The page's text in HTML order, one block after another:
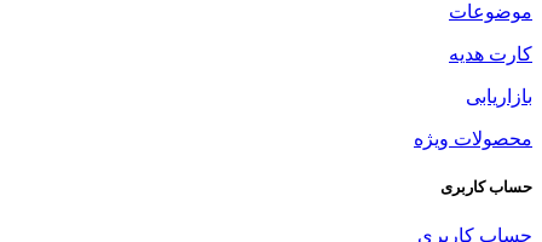
موضوعات
کارت هدیه
بازاریابی
محصولات ویژه
حساب کاربری
حساب کاربری